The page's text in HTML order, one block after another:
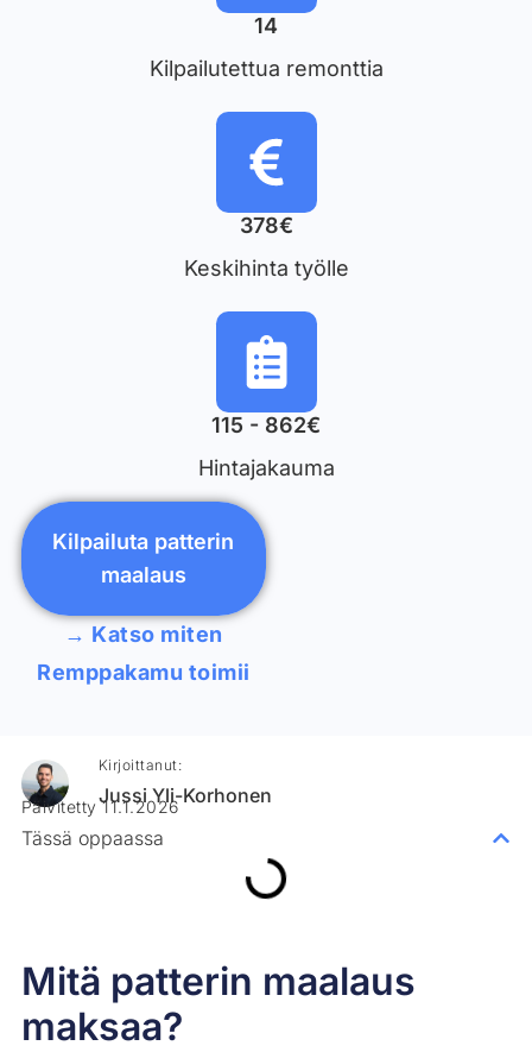
14
Kilpailutettua remonttia
378€
Keskihinta työlle
115 - 862€
Hintajakauma
Kilpailuta patterin
maalaus
→ Katso miten
Remppakamu toimii
Mitä patterin maalaus
maksaa?
Kirjoittanut:
Jussi Yli-Korhonen
Päivitetty 11.1.2026
Tässä oppaassa